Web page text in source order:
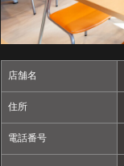
店舗名
住所
電話番号